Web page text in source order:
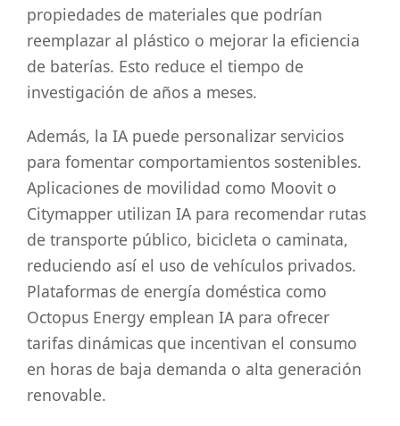
propiedades de materiales que podrían
reemplazar al plástico o mejorar la eficiencia
de baterías. Esto reduce el tiempo de
investigación de años a meses.
Además, la IA puede personalizar servicios
para fomentar comportamientos sostenibles.
Aplicaciones de movilidad como Moovit o
Citymapper utilizan IA para recomendar rutas
de transporte público, bicicleta o caminata,
reduciendo así el uso de vehículos privados.
Plataformas de energía doméstica como
Octopus Energy emplean IA para ofrecer
tarifas dinámicas que incentivan el consumo
en horas de baja demanda o alta generación
renovable.